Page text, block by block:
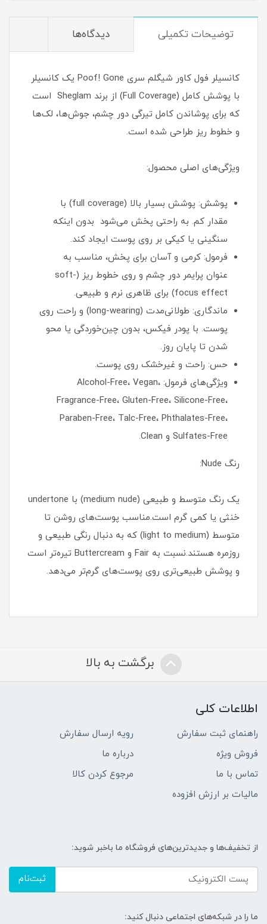
توضیحات تکمیلی دیدگاه‌ها
کانسیلر فول کاور شیگلم سری Poof! Gone یک کانسیلر
با پوشش کامل (Full Coverage) از برند Sheglam است
که برای پوشاندن کامل تیرگی دور چشم، جوش‌ها، لک‌ها
و خطوط ریز طراحی شده است.
ویژگی‌های اصلی محصول:
پوشش: پوشش بسیار بالا (full coverage) با
مقدار کم. به راحتی پخش می‌شود بدون اینکه
سنگینی یا کیکی بر روی پوست ایجاد کند.
فرمول: کرمی و آسان برای پخش، مناسب به
عنوان پرایمر دور چشم و روی خطوط ریز (soft-
focus effect) برای ظاهری نرم و طبیعی.
ماندگاری: طولانی‌مدت (long-wearing) و راحت روی
پوست. با پودر فیکس، بدون چین‌خوردگی یا محو
شدن تا پایان روز.
حس: راحت و غیرخشک روی پوست.
ویژگی‌های فرمول: Alcohol-Free، Vegan،
Fragrance-Free، Gluten-Free، Silicone-Free،
Paraben-Free، Talc-Free، Phthalates-Free،
Sulfates-Free و Clean.
رنگ Nude:
یک رنگ متوسط و طبیعی (medium nude) با undertone
خنثی یا کمی گرم است.مناسب پوست‌های روشن تا
متوسط (light to medium) که به دنبال رنگی طبیعی و
روزمره هستند.نسبت به Fair و Buttercream تیره‌تر است
و پوشش طبیعی‌تری روی پوست‌های گرم‌تر می‌دهد.
برگشت به بالا
اطلاعات کلی
راهنمای ثبت سفارش
رویه ارسال سفارش
فروش ویژه
درباره ما
تماس با ما
مرجوع کردن کالا
مالیات بر ارزش افزوده
از تخفیف‌ها و جدیدترین‌های فروشگاه ما باخبر شوید:
ثبت‌نام
ما را در شبکه‌های اجتماعی دنبال کنید: